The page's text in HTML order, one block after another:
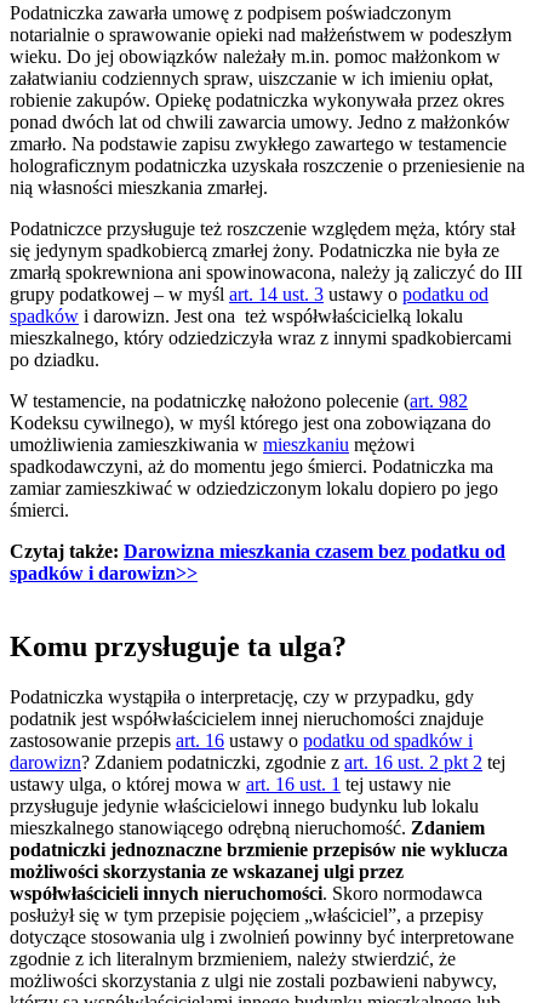
Podatniczka zawarła umowę z podpisem poświadczonym
notarialnie o sprawowanie opieki nad małżeństwem w podeszłym
wieku. Do jej obowiązków należały m.in. pomoc małżonkom w
załatwianiu codziennych spraw, uiszczanie w ich imieniu opłat,
robienie zakupów. Opiekę podatniczka wykonywała przez okres
ponad dwóch lat od chwili zawarcia umowy. Jedno z małżonków
zmarło. Na podstawie zapisu zwykłego zawartego w testamencie
holograficznym podatniczka uzyskała roszczenie o przeniesienie na
nią własności mieszkania zmarłej.
Podatniczce przysługuje też roszczenie względem męża, który stał
się jedynym spadkobiercą zmarłej żony. Podatniczka nie była ze
zmarłą spokrewniona ani spowinowacona, należy ją zaliczyć do III
grupy podatkowej – w myśl art. 14 ust. 3 ustawy o podatku od
spadków i darowizn. Jest ona też współwłaścicielką lokalu
mieszkalnego, który odziedziczyła wraz z innymi spadkobiercami
po dziadku.
W testamencie, na podatniczkę nałożono polecenie (art. 982
Kodeksu cywilnego), w myśl którego jest ona zobowiązana do
umożliwienia zamieszkiwania w mieszkaniu mężowi
spadkodawczyni, aż do momentu jego śmierci. Podatniczka ma
zamiar zamieszkiwać w odziedziczonym lokalu dopiero po jego
śmierci.
Czytaj także: Darowizna mieszkania czasem bez podatku od
spadków i darowizn>>
Komu przysługuje ta ulga?
Podatniczka wystąpiła o interpretację, czy w przypadku, gdy
podatnik jest współwłaścicielem innej nieruchomości znajduje
zastosowanie przepis art. 16 ustawy o podatku od spadków i
darowizn? Zdaniem podatniczki, zgodnie z art. 16 ust. 2 pkt 2 tej
ustawy ulga, o której mowa w art. 16 ust. 1 tej ustawy nie
przysługuje jedynie właścicielowi innego budynku lub lokalu
mieszkalnego stanowiącego odrębną nieruchomość. Zdaniem
podatniczki jednoznaczne brzmienie przepisów nie wyklucza
możliwości skorzystania ze wskazanej ulgi przez
współwłaścicieli innych nieruchomości. Skoro normodawca
posłużył się w tym przepisie pojęciem „właściciel”, a przepisy
dotyczące stosowania ulg i zwolnień powinny być interpretowane
zgodnie z ich literalnym brzmieniem, należy stwierdzić, że
możliwości skorzystania z ulgi nie zostali pozbawieni nabywcy,